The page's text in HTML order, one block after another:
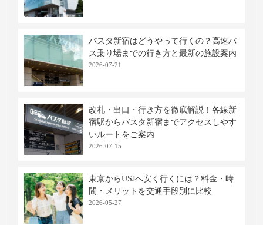
バスタ新宿はどうやって行くの？高速バ
ス乗り場までの行き方と最新の施設案内
2026-07-21
改札・出口・行き方を徹底解説！各線新
宿駅からバスタ新宿までアクセスしやす
いルートをご案内
2026-07-15
東京からUSJへ安く行くには？料金・時
間・メリットを交通手段別に比較
2026-05-27